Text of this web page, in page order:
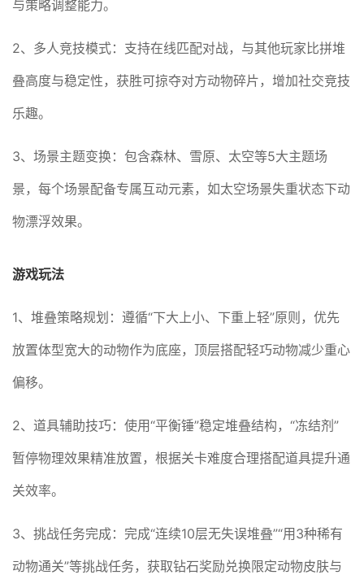
与策略调整能力。
2、多人竞技模式：支持在线匹配对战，与其他玩家比拼堆
叠高度与稳定性，获胜可掠夺对方动物碎片，增加社交竞技
乐趣。
3、场景主题变换：包含森林、雪原、太空等5大主题场
景，每个场景配备专属互动元素，如太空场景失重状态下动
物漂浮效果。
游戏玩法
1、堆叠策略规划：遵循“下大上小、下重上轻”原则，优先
放置体型宽大的动物作为底座，顶层搭配轻巧动物减少重心
偏移。
2、道具辅助技巧：使用“平衡锤”稳定堆叠结构，“冻结剂”
暂停物理效果精准放置，根据关卡难度合理搭配道具提升通
关效率。
3、挑战任务完成：完成“连续10层无失误堆叠”“用3种稀有
动物通关”等挑战任务，获取钻石奖励兑换限定动物皮肤与